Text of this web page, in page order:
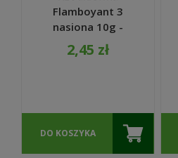
Flamboyant 3
nasiona 10g -
TORAF
2,45 zł
DO KOSZYKA